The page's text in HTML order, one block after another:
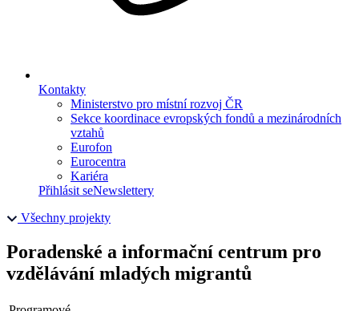
Kontakty
Ministerstvo pro místní rozvoj ČR
Sekce koordinace evropských fondů a mezinárodních
vztahů
Eurofon
Eurocentra
Kariéra
Přihlásit seNewslettery
Všechny projekty
Poradenské a informační centrum pro
vzdělávání mladých migrantů